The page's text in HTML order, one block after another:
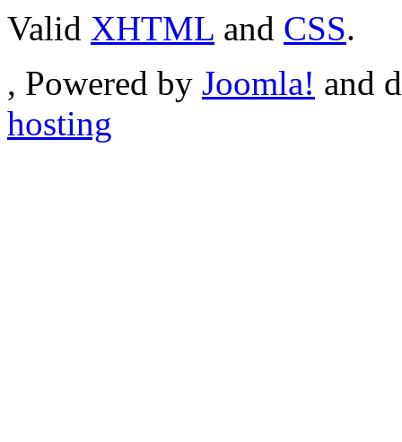
Valid XHTML and CSS.
, Powered by Joomla! and
hosting